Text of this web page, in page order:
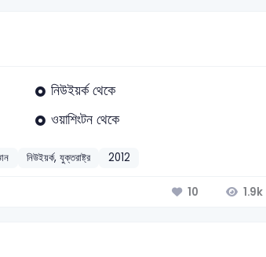
নিউইয়র্ক থেকে
ওয়াশিংটন থেকে
নিউইয়র্ক, যুক্তরাষ্ট্র 2012
10 1.9k